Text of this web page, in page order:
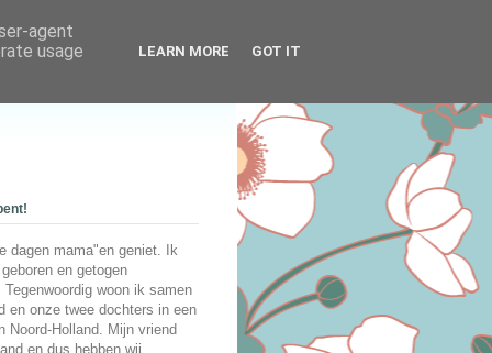
dagen mama"en geniet. Ik
en getogen
woon ik samen
en onze twee dochters in een
Noord-Holland. Mijn vriend
en dus hebben wij
agent
usage
LEARN MORE GOT IT